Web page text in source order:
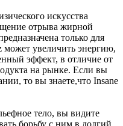
искусства
отрыва жирной
только для
может увеличить энергию,
эффект, в отличие от
на рынке. Если вы
то вы знаете,что Insane
тело, вы видите
борьбу с ним в долгий